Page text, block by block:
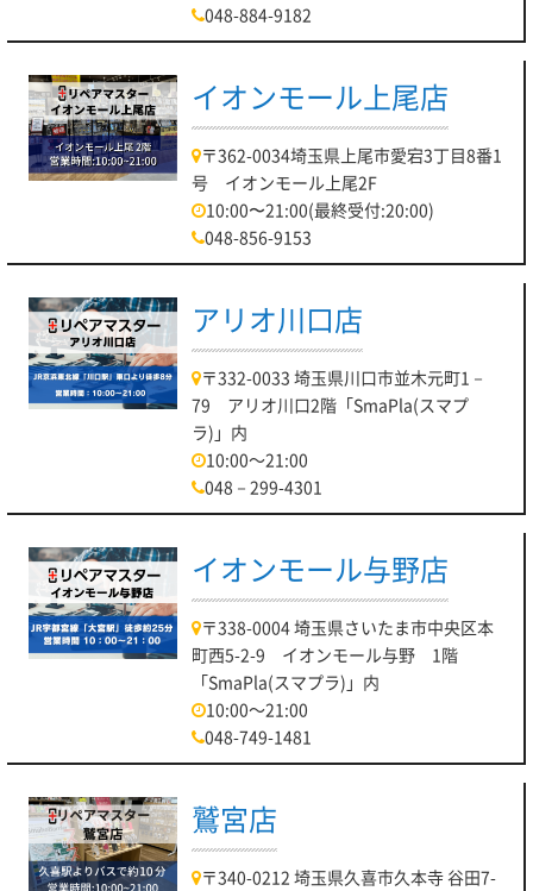
048-884-9182
イオンモール上尾店
〒362-0034埼玉県上尾市愛宕3丁目8番1
号 イオンモール上尾2F
10:00〜21:00(最終受付:20:00)
048-856-9153
アリオ川口店
〒332-0033 埼玉県川口市並木元町1－
79 アリオ川口2階「SmaPla(スマプ
ラ)」内
10:00～21:00
048－299-4301
イオンモール与野店
〒338-0004 埼玉県さいたま市中央区本
町西5-2-9 イオンモール与野 1階
「SmaPla(スマプラ)」内
10:00～21:00
048-749-1481
鷲宮店
〒340-0212 埼玉県久喜市久本寺 谷田7-